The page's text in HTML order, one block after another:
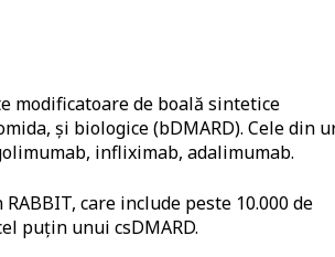
modificatoare de boală sintetice
și biologice (bDMARD). Cele din
infliximab, adalimumab.
care include peste 10.000 de
puțin unui csDMARD.